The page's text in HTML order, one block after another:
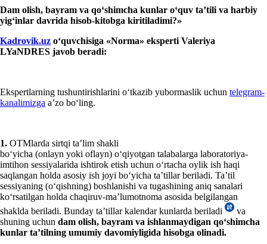
Dam olish, bayram va qoʻshimcha kunlar oʻquv ta’tili va harbiy
yigʻinlar davrida hisob-kitobga kiritiladimi?»
Kadrovik.uz oʻquvchisiga «Norma» eksperti Valeriya
LYaNDRES javob beradi:
Ekspertlarning tushuntirishlarini oʻtkazib yubormaslik uchun telegram-
kanalimizga a’zo boʻling.
1. OTMlarda sirtqi ta’lim shakli
boʻyicha (onlayn yoki oflayn) oʻqiyotgan talabalarga laboratoriya-
imtihon sessiyalarida ishtirok etish uchun oʻrtacha oylik ish haqi
saqlangan holda asosiy ish joyi boʻyicha ta’tillar beriladi. Ta’til
sessiyaning (oʻqishning) boshlanishi va tugashining aniq sanalari
koʻrsatilgan holda chaqiruv-ma’lumotnoma asosida belgilangan
shaklda beriladi. Bunday ta’tillar kalendar kunlarda beriladi
va
shuning uchun dam olish, bayram va ishlanmaydigan qoʻshimcha
kunlar ta’tilning umumiy davomiyligida hisobga olinadi.